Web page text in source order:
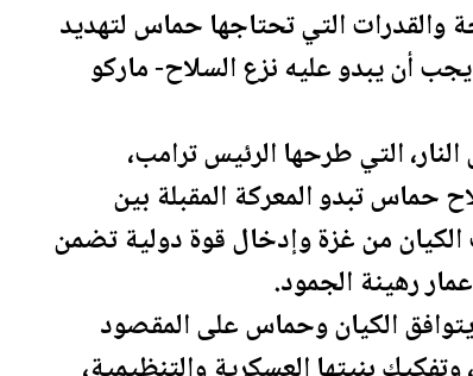
والقدرات التي تحتاجها حماس لتهديد
أن يبدو عليه نزع السلاح- ماركو
التي طرحها الرئيسترامب،
حماس تبدو المعركة المقبلةبين
الكيان من غزة وإدخال قوة دولية تضمن
رهينة الجمود.
الكيان وحماس على المقصود